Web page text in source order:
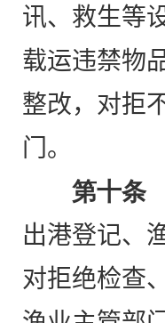
讯、救生等
载运违禁物
整改，对拒
门。
第十条
出港登记、
对拒绝检查